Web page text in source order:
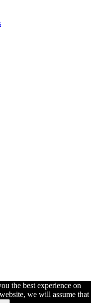
the best experience on
we will assume that